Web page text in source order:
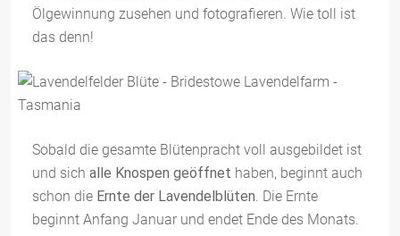
Ölgewinnung zusehen und fotografieren. Wie toll ist
das denn!
Sobald die gesamte Blütenpracht voll ausgebildet ist
und sich alle Knospen geöffnet haben, beginnt auch
schon die Ernte der Lavendelblüten. Die Ernte
beginnt Anfang Januar und endet Ende des Monats.